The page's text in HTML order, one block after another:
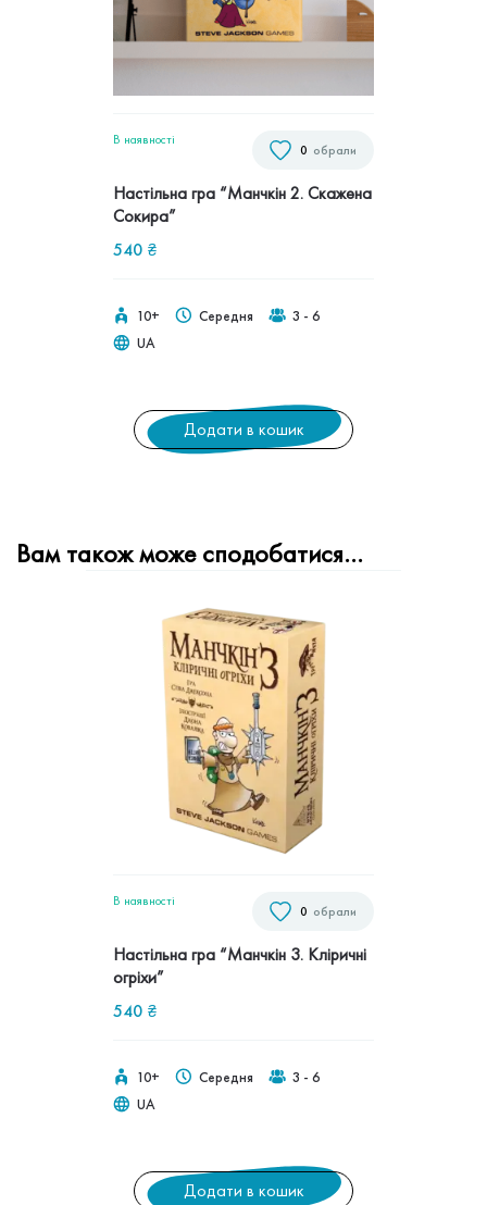
обрали
0
В наявностi
Настільна гра “Манчкін 2. Скажена
Сокира”
540 ₴
10+ Середня
3 - 6
UA
Додати в кошик
Вам також може сподобатися…
обрали
0
В наявностi
Настільна гра “Манчкін 3. Кліричні
огріхи”
540 ₴
10+ Середня
3 - 6
UA
Додати в кошик